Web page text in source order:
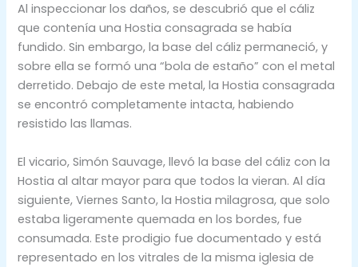
Al inspeccionar los daños, se descubrió que el cáliz
que contenía una Hostia consagrada se había
fundido. Sin embargo, la base del cáliz permaneció, y
sobre ella se formó una “bola de estaño” con el metal
derretido. Debajo de este metal, la Hostia consagrada
se encontró completamente intacta, habiendo
resistido las llamas.
El vicario, Simón Sauvage, llevó la base del cáliz con la
Hostia al altar mayor para que todos la vieran. Al día
siguiente, Viernes Santo, la Hostia milagrosa, que solo
estaba ligeramente quemada en los bordes, fue
consumada. Este prodigio fue documentado y está
representado en los vitrales de la misma iglesia de